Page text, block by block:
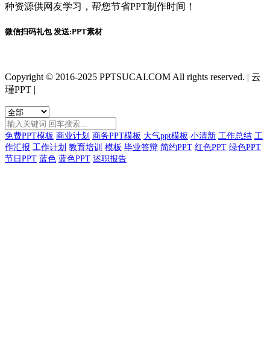
种资源供网友学习，帮您节省PPT制作时间！
微信扫码礼包 发送:PPT素材
Copyright © 2016-2025 PPTSUCAI.COM All rights reserved. | 云
瑾PPT |
免费PPT模板 商业计划 商务PPT模板 大气ppt模板 小清新 工作总结 工
作汇报 工作计划 教育培训 模板 毕业答辩 简约PPT 红色PPT 绿色PPT
节日PPT 蓝色 蓝色PPT 述职报告